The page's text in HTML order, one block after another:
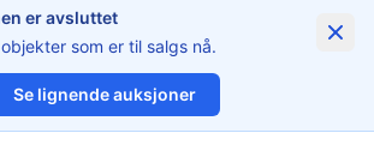
er avsluttet
som er til salgs nå.
Se lignende auksjoner
1/41